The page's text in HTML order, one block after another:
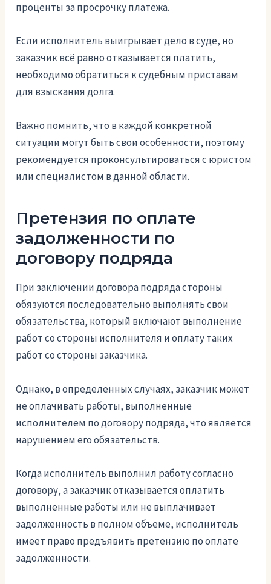
проценты за просрочку платежа.
Если исполнитель выигрывает дело в суде, но
заказчик всё равно отказывается платить,
необходимо обратиться к судебным приставам
для взыскания долга.
Важно помнить, что в каждой конкретной
ситуации могут быть свои особенности, поэтому
рекомендуется проконсультироваться с юристом
или специалистом в данной области.
Претензия по оплате
задолженности по
договору подряда
При заключении договора подряда стороны
обязуются последовательно выполнять свои
обязательства, который включают выполнение
работ со стороны исполнителя и оплату таких
работ со стороны заказчика.
Однако, в определенных случаях, заказчик может
не оплачивать работы, выполненные
исполнителем по договору подряда, что является
нарушением его обязательств.
Когда исполнитель выполнил работу согласно
договору, а заказчик отказывается оплатить
выполненные работы или не выплачивает
задолженность в полном объеме, исполнитель
имеет право предъявить претензию по оплате
задолженности.